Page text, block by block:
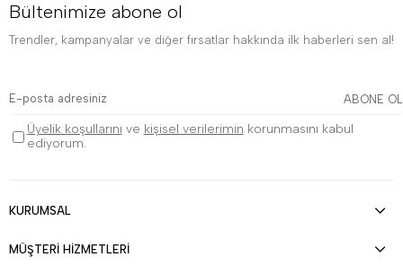
Bültenimize abone ol
Trendler, kampanyalar ve diğer fırsatlar hakkında ilk haberleri sen al!
ABONE OL
Üyelik koşullarını ve kişisel verilerimin korunmasını kabul
ediyorum.
KURUMSAL
MÜŞTERİ HİZMETLERİ